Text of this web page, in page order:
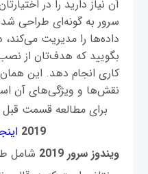
آن نیاز دارید را در
سرور به گونه‌ای طراحی
داده‌ها را مدیریت می‌کند،
بگویید که هدف‌تان از
کاری انجام دهد. این
نقش‌ها و ویژگی‌های آن
برای مطالعه قسمت
2019
ویندوز سرور 2019 شامل